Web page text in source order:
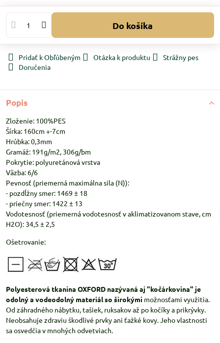
Do košíka
Pridať k Obľúbeným Otázka k produktu
Strážny pes
Doručenia
Popis
Zloženie: 100%PES
Šírka: 160cm +-7cm
Hrúbka: 0,3mm
Gramáž: 191g/m2, 306g/bm
Pokrytie: polyuretánová vrstva
Väzba: 6/6
Pevnosť (priemerná maximálna sila (N)):
- pozdĺžny smer: 1469 ± 18
- priečny smer: 1422 ± 13
Vodotesnosť (priemerná vodotesnosť v aklimatizovanom stave, cm
H2O): 34,5 ± 2,5
Ošetrovanie:
Polyesterová tkanina OXFORD nazývaná aj "kočárkovina" je
odolný a vodeodolný materiál so širokými možnosťami využitia.
Od záhradného nábytku, tašiek, ruksakov až po kočíky a prikrývky.
Neobsahuje zdraviu škodlivé prvky ani ťažké kovy. Jeho vlastnosti
sa osvedčia v mnohých odvetviach.